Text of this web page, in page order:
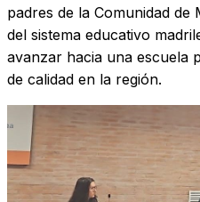
padres de la Comunidad
del sistema educativo
avanzar hacia una escuela
de calidad en la región.